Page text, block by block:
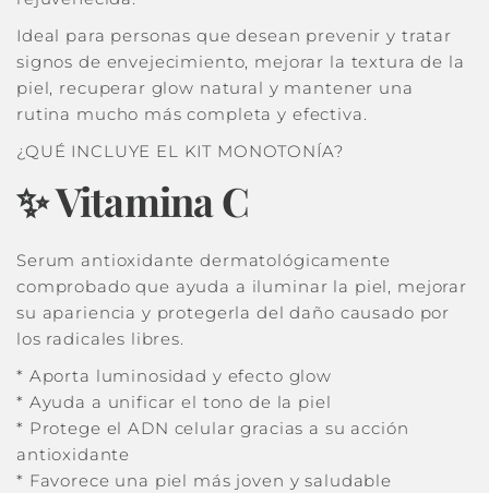
Ideal para personas que desean prevenir y tratar
signos de envejecimiento, mejorar la textura de la
piel, recuperar glow natural y mantener una
rutina mucho más completa y efectiva.
¿QUÉ INCLUYE EL KIT MONOTONÍA?
✨ Vitamina C
Serum antioxidante dermatológicamente
comprobado que ayuda a iluminar la piel, mejorar
su apariencia y protegerla del daño causado por
los radicales libres.
* Aporta luminosidad y efecto glow
* Ayuda a unificar el tono de la piel
* Protege el ADN celular gracias a su acción
antioxidante
* Favorece una piel más joven y saludable